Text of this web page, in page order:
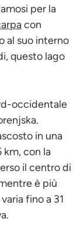
per la
con
al suo interno
questo lago
occidentale
in una
km, con la
il centro di
è più
fino a 31